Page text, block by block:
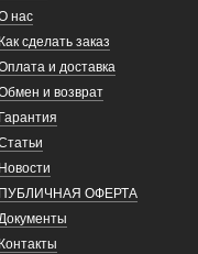
нас
Как сделать заказ
и доставка
и возврат
Гарантия
Новости
ПУБЛИЧНАЯ ОФЕРТА
Контакты